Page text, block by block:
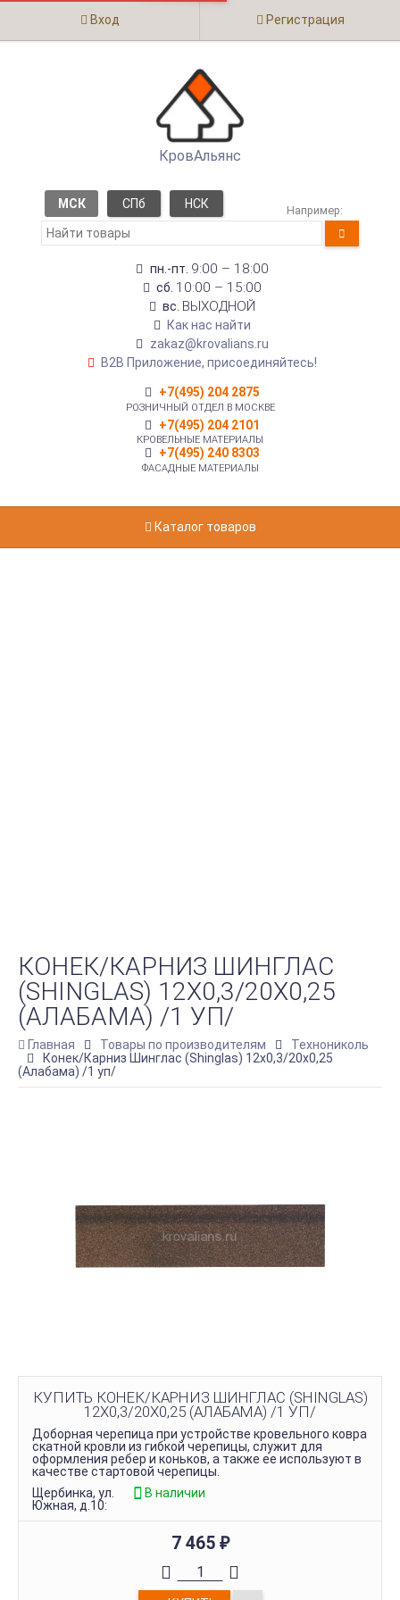
Вход Регистрация
КровАльянс
МСК СПб НСК Например:
пн.-пт. 9:00 – 18:00
сб. 10:00 – 15:00
вс. ВЫХОДНОЙ
Как нас найти
zakaz@krovalians.ru
B2B Приложение, присоединяйтесь!
+7(495) 204 2875
РОЗНИЧНЫЙ ОТДЕЛ В МОСКВЕ
+7(495) 204 2101
КРОВЕЛЬНЫЕ МАТЕРИАЛЫ
+7(495) 240 8303
ФАСАДНЫЕ МАТЕРИАЛЫ
Каталог товаров
КОНЕК/КАРНИЗ ШИНГЛАС
(SHINGLAS) 12Х0,3/20Х0,25
(АЛАБАМА) /1 УП/
Главная Товары по производителям
Технониколь
Конек/Карниз Шинглас (Shinglas) 12х0,3/20х0,25
(Алабама) /1 уп/
КУПИТЬ КОНЕК/КАРНИЗ ШИНГЛАС (SHINGLAS)
12Х0,3/20Х0,25 (АЛАБАМА) /1 УП/
Доборная черепица при устройстве кровельного ковра
скатной кровли из гибкой черепицы, служит для
оформления ребер и коньков, а также ее используют в
качестве стартовой черепицы.
Щербинка, ул.
Южная, д.10:
В наличии
7 465 ₽